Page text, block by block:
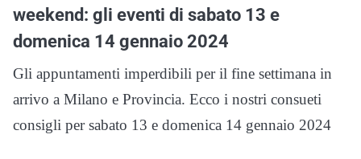
weekend: gli eventi di sabato 13 e
domenica 14 gennaio 2024
Gli appuntamenti imperdibili per il fine settimana in
arrivo a Milano e Provincia. Ecco i nostri consueti
consigli per sabato 13 e domenica 14 gennaio 2024